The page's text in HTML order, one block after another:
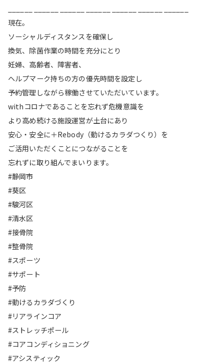
現在。
ソーシャルディスタンスを確保し
換気、除菌作業の時間を充分にとり
妊婦、高齢者、障害者、
ヘルプマーク持ちの方の優先時間を設定し
予約管理しながら稼働させていただいています。
withコロナであることを忘れず危機意識を
より高め続ける施設運営が土台にあり
安心・安全に＋Rebody（動けるカラダつくり）を
ご活用いただくことにつながることを
忘れずに取り組んでまいります。
#静岡市
#葵区
#駿河区
#清水区
#接骨院
#整骨院
#スポーツ
#サポート
#予防
#動けるカラダづくり
#リアラインコア
#ストレッチポール
#コアコンディショニング
#アシスティック